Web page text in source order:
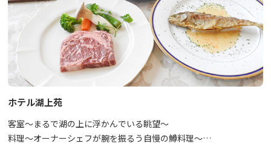
ホテル湖上苑
客室～まるで湖の上に浮かんでいる眺望～
料理～オーナーシェフが腕を振るう自慢の鱒料理～